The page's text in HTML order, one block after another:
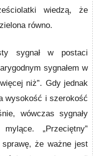
wiedzą, że
równo.
sygnał w postaci
sygnałem w
niż”. Gdy jednak
wysokość i szerokość
wówczas sygnały
„Przeciętny”
że ważne jest